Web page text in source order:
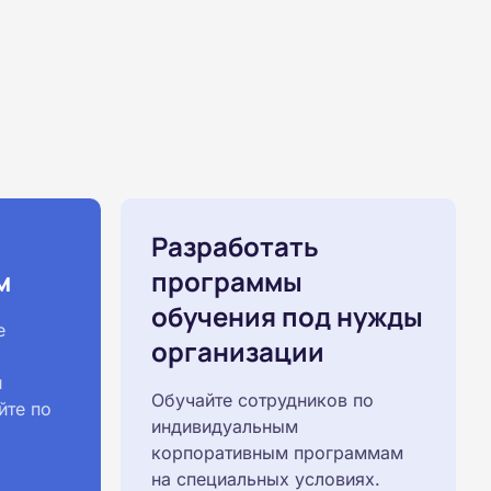
по
Разработать
программы
обучения под нужды
организации
Обучайте сотрудников по
индивидуальным
корпоративным программам
на специальных условиях.